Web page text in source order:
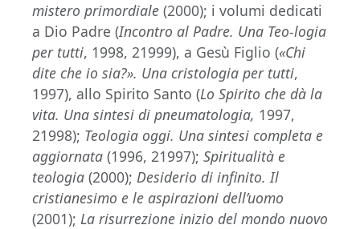
mistero primordiale (2000); i volumi dedicati
a Dio Padre (Incontro al Padre. Una Teo-logia
per tutti, 1998, 21999), a Gesù Figlio («Chi
dite che io sia?». Una cristologia per tutti,
1997), allo Spirito Santo (Lo Spirito che dà la
vita. Una sintesi di pneumatologia, 1997,
21998); Teologia oggi. Una sintesi completa e
aggiornata (1996, 21997); Spiritualità e
teologia (2000); Desiderio di infinito. Il
cristianesimo e le aspirazioni dell’uomo
(2001); La risurrezione inizio del mondo nuovo